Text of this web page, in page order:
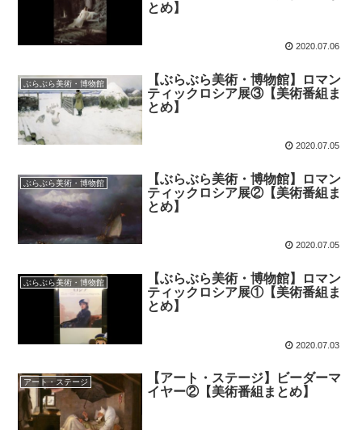
とめ】
2020.07.06
ぶらぶら美術・博物館
【ぶらぶら美術・博物館】ロマン
ティックロシア展③【美術番組ま
とめ】
2020.07.05
ぶらぶら美術・博物館
【ぶらぶら美術・博物館】ロマン
ティックロシア展②【美術番組ま
とめ】
2020.07.05
ぶらぶら美術・博物館
【ぶらぶら美術・博物館】ロマン
ティックロシア展①【美術番組ま
とめ】
2020.07.03
アート・ステージ
【アート・ステージ】ビーダーマ
イヤー②【美術番組まとめ】